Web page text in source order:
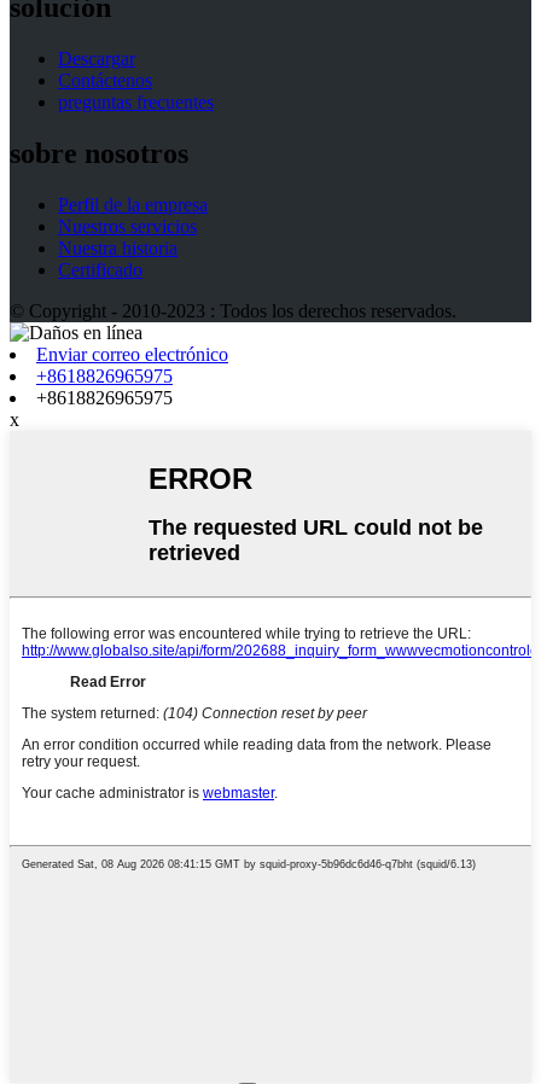
solución
Descargar
Contáctenos
preguntas frecuentes
sobre nosotros
Perfil de la empresa
Nuestros servicios
Nuestra historia
Certificado
© Copyright - 2010-2023 : Todos los derechos reservados.
Enviar correo electrónico
+8618826965975
+8618826965975
x